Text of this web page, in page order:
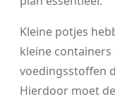
Kleine potjes
kleine
voedingsstoffen
Hierdoor moet